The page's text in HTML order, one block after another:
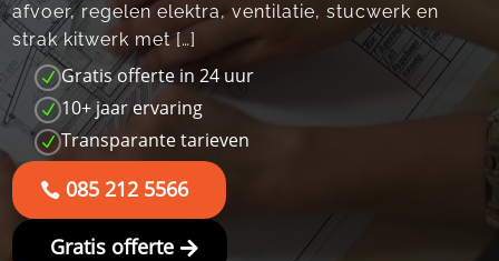
afvoer, regelen elektra, ventilatie, stucwerk en
strak kitwerk met […]
N Gratis offerte in 24 uur
N 10+ jaar ervaring
N Transparante tarieven
085 212 5566
Gratis offerte